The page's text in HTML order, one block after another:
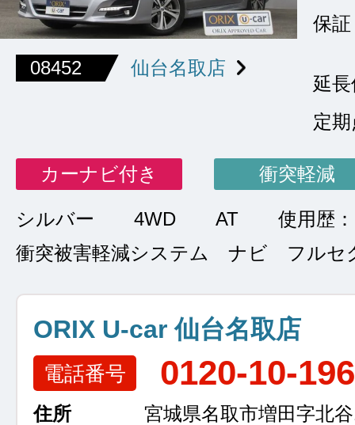
08452 仙台名取店
保証
延
定
カーナビ付き 衝突軽減
シルバー 4WD AT
使用歴
衝突被害軽減システム ナビ フルセ
ORIX U-car 仙台名取店
電話番号 0120-10-
住所
宮城県名取市増田字北